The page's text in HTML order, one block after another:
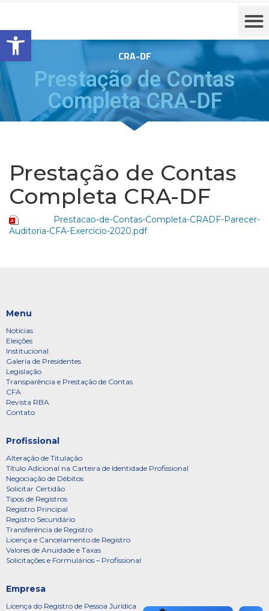
Barra de Ferramentas Aberta
CRA-DF
Prestação de Contas
Completa CRA-DF
Prestação de Contas
Completa CRA-DF
Prestacao-de-Contas-Completa-CRADF-Parecer-
Auditoria-CFA-Exercicio-2020.pdf
Menu
Notícias
Eleições
Institucional
Galeria de Presidentes
Legislação
Transparência e Prestação de Contas
CFA
Revista RBA
Contato
Profissional
Alteração de Titulação
Título Adicional na Carteira de Identidade Profissional
Negociação de Débitos
Solicitar Certidão
Tipos de Registros
Registro Principal
Registro Secundário
Transferência de Registro
Licença e Cancelamento de Registro
Valores de Anuidade e Taxas
Solicitações e Formulários – Profissional
Empresa
Licença do Registro de Pessoa Jurídica